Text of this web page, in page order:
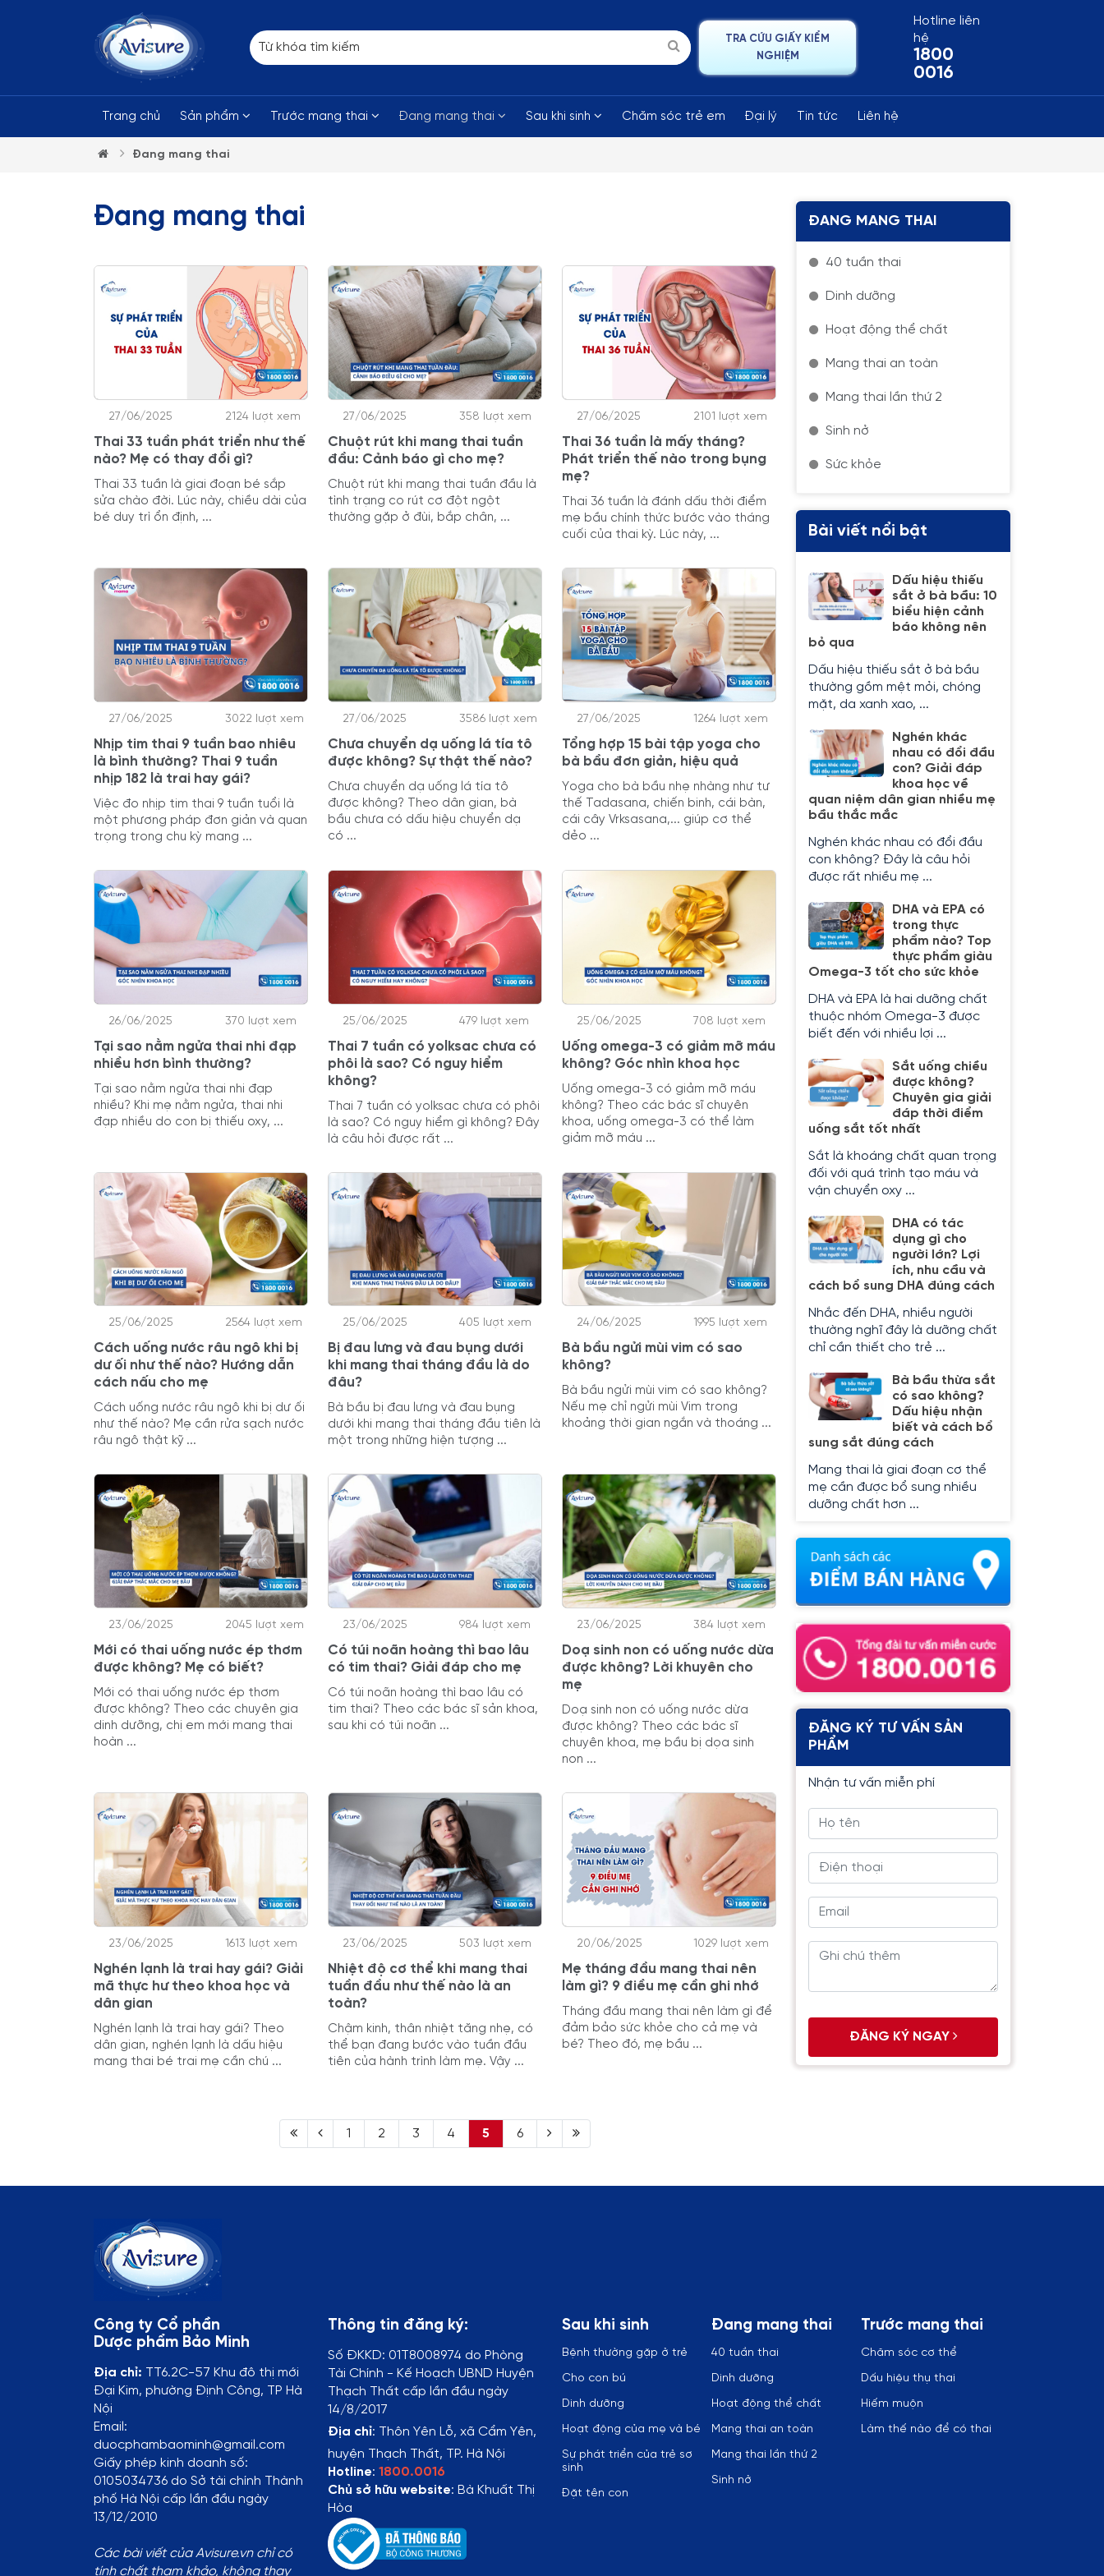
Hotline liên
hệ
1800
0016
TRA CỨU GIẤY KIỂM
NGHIỆM
Trang chủ Sản phẩm Trước mang thai Đang mang thai Sau khi sinh Chăm sóc trẻ em Đại lý Tin tức Liên hệ
Đang mang thai
Đang mang thai
27/06/2025 2124 lượt xem
Thai 33 tuần phát triển như thế
nào? Mẹ có thay đổi gì?
Thai 33 tuần là giai đoạn bé sắp
sửa chào đời. Lúc này, chiều dài của
bé duy trì ổn định, ...
27/06/2025 358 lượt xem
Chuột rút khi mang thai tuần
đầu: Cảnh báo gì cho mẹ?
Chuột rút khi mang thai tuần đầu là
tình trạng co rút cơ đột ngột
thường gặp ở đùi, bắp chân, ...
27/06/2025 2101 lượt xem
Thai 36 tuần là mấy tháng?
Phát triển thế nào trong bụng
mẹ?
Thai 36 tuần là đánh dấu thời điểm
mẹ bầu chính thức bước vào tháng
cuối của thai kỳ. Lúc này, ...
27/06/2025 3022 lượt xem
Nhịp tim thai 9 tuần bao nhiêu
là bình thường? Thai 9 tuần
nhịp 182 là trai hay gái?
Việc đo nhịp tim thai 9 tuần tuổi là
một phương pháp đơn giản và quan
trọng trong chu kỳ mang ...
27/06/2025 3586 lượt xem
Chưa chuyển dạ uống lá tía tô
được không? Sự thật thế nào?
Chưa chuyển dạ uống lá tía tô
được không? Theo dân gian, bà
bầu chưa có dấu hiệu chuyển dạ
có ...
27/06/2025 1264 lượt xem
Tổng hợp 15 bài tập yoga cho
bà bầu đơn giản, hiệu quả
Yoga cho bà bầu nhẹ nhàng như tư
thế Tadasana, chiến binh, cái bàn,
cái cây Vrksasana,... giúp cơ thể
dẻo ...
26/06/2025 370 lượt xem
Tại sao nằm ngửa thai nhi đạp
nhiều hơn bình thường?
Tại sao nằm ngửa thai nhi đạp
nhiều? Khi mẹ nằm ngửa, thai nhi
đạp nhiều do con bị thiếu oxy, ...
25/06/2025 479 lượt xem
Thai 7 tuần có yolksac chưa có
phôi là sao? Có nguy hiểm
không?
Thai 7 tuần có yolksac chưa có phôi
là sao? Có nguy hiểm gì không? Đây
là câu hỏi được rất ...
25/06/2025 708 lượt xem
Uống omega-3 có giảm mỡ máu
không? Góc nhìn khoa học
Uống omega-3 có giảm mỡ máu
không? Theo các bác sĩ chuyên
khoa, uống omega-3 có thể làm
giảm mỡ máu ...
25/06/2025 2564 lượt xem
Cách uống nước râu ngô khi bị
dư ối như thế nào? Hướng dẫn
cách nấu cho mẹ
Cách uống nước râu ngô khi bị dư ối
như thế nào? Mẹ cần rửa sạch nước
râu ngô thật kỹ ...
25/06/2025 405 lượt xem
Bị đau lưng và đau bụng dưới
khi mang thai tháng đầu là do
đâu?
Bà bầu bị đau lưng và đau bụng
dưới khi mang thai tháng đầu tiên là
một trong những hiện tượng ...
24/06/2025 1995 lượt xem
Bà bầu ngửi mùi vim có sao
không?
Bà bầu ngửi mùi vim có sao không?
Nếu mẹ chỉ ngửi mùi Vim trong
khoảng thời gian ngắn và thoáng ...
23/06/2025 2045 lượt xem
Mới có thai uống nước ép thơm
được không? Mẹ có biết?
Mới có thai uống nước ép thơm
được không? Theo các chuyên gia
dinh dưỡng, chị em mới mang thai
hoàn ...
23/06/2025 984 lượt xem
Có túi noãn hoàng thì bao lâu
có tim thai? Giải đáp cho mẹ
Có túi noãn hoàng thì bao lâu có
tim thai? Theo các bác sĩ sản khoa,
sau khi có túi noãn ...
23/06/2025 384 lượt xem
Doạ sinh non có uống nước dừa
được không? Lời khuyên cho
mẹ
Doạ sinh non có uống nước dừa
được không? Theo các bác sĩ
chuyên khoa, mẹ bầu bị dọa sinh
non ...
23/06/2025 1613 lượt xem
Nghén lạnh là trai hay gái? Giải
mã thực hư theo khoa học và
dân gian
Nghén lạnh là trai hay gái? Theo
dân gian, nghén lạnh là dấu hiệu
mang thai bé trai mẹ cần chú ...
23/06/2025 503 lượt xem
Nhiệt độ cơ thể khi mang thai
tuần đầu như thế nào là an
toàn?
Chậm kinh, thân nhiệt tăng nhẹ, có
thể bạn đang bước vào tuần đầu
tiên của hành trình làm mẹ. Vậy ...
20/06/2025 1029 lượt xem
Mẹ tháng đầu mang thai nên
làm gì? 9 điều mẹ cần ghi nhớ
Tháng đầu mang thai nên làm gì để
đảm bảo sức khỏe cho cả mẹ và
bé? Theo đó, mẹ bầu ...
1 2 3 4 5 6
ĐANG MANG THAI
40 tuần thai
Dinh dưỡng
Hoạt động thể chất
Mang thai an toàn
Mang thai lần thứ 2
Sinh nở
Sức khỏe
Bài viết nổi bật
Dấu hiệu thiếu
sắt ở bà bầu: 10
biểu hiện cảnh
báo không nên
bỏ qua
Dấu hiệu thiếu sắt ở bà bầu
thường gồm mệt mỏi, chóng
mặt, da xanh xao, ...
Nghén khác
nhau có đổi đầu
con? Giải đáp
khoa học về
quan niệm dân gian nhiều mẹ
bầu thắc mắc
Nghén khác nhau có đổi đầu
con không? Đây là câu hỏi
được rất nhiều mẹ ...
DHA và EPA có
trong thực
phẩm nào? Top
thực phẩm giàu
Omega-3 tốt cho sức khỏe
DHA và EPA là hai dưỡng chất
thuộc nhóm Omega-3 được
biết đến với nhiều lợi ...
Sắt uống chiều
được không?
Chuyên gia giải
đáp thời điểm
uống sắt tốt nhất
Sắt là khoáng chất quan trọng
đối với quá trình tạo máu và
vận chuyển oxy ...
DHA có tác
dụng gì cho
người lớn? Lợi
ích, nhu cầu và
cách bổ sung DHA đúng cách
Nhắc đến DHA, nhiều người
thường nghĩ đây là dưỡng chất
chỉ cần thiết cho trẻ ...
Bà bầu thừa sắt
có sao không?
Dấu hiệu nhận
biết và cách bổ
sung sắt đúng cách
Mang thai là giai đoạn cơ thể
mẹ cần được bổ sung nhiều
dưỡng chất hơn ...
ĐĂNG KÝ TƯ VẤN SẢN
PHẨM
Nhận tư vấn miễn phí
ĐĂNG KÝ NGAY
Công ty Cổ phần
Dược phẩm Bảo Minh
Địa chỉ: TT6.2C-57 Khu đô thị mới
Đại Kim, phường Định Công, TP Hà
Nội
Email:
duocphambaominh@gmail.com
Giấy phép kinh doanh số:
0105034736 do Sở tài chính Thành
phố Hà Nội cấp lần đầu ngày
13/12/2010
Các bài viết của Avisure.vn chỉ có
tính chất tham khảo, không thay
Thông tin đăng ký:
Số ĐKKD: 01T8008974 do Phòng
Tài Chính - Kế Hoạch UBND Huyện
Thạch Thất cấp lần đầu ngày
14/8/2017
Địa chỉ: Thôn Yên Lỗ, xã Cẩm Yên,
huyện Thạch Thất, TP. Hà Nội
Hotline: 1800.0016
Chủ sở hữu website: Bà Khuất Thị
Hòa
Trước mang thai
Chăm sóc cơ thể
Dấu hiệu thụ thai
Hiếm muộn
Làm thế nào để có thai
Đang mang thai
40 tuần thai
Dinh dưỡng
Hoạt động thể chất
Mang thai an toàn
Mang thai lần thứ 2
Sinh nở
Sau khi sinh
Bệnh thường gặp ở trẻ
Cho con bú
Dinh dưỡng
Hoạt động của mẹ và bé
Sự phát triển của trẻ sơ
sinh
Đặt tên con